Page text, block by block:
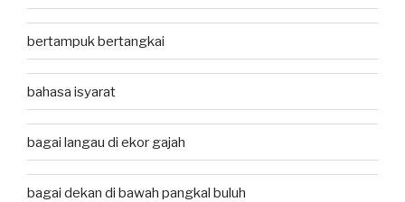
bertampuk bertangkai
bahasa isyarat
bagai langau di ekor gajah
bagai dekan di bawah pangkal buluh